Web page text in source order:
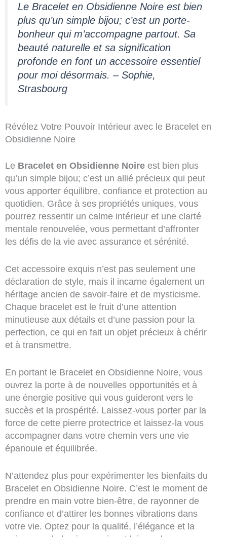
Le Bracelet en Obsidienne Noire est bien
plus qu’un simple bijou; c’est un porte-
bonheur qui m’accompagne partout. Sa
beauté naturelle et sa signification
profonde en font un accessoire essentiel
pour moi désormais. – Sophie,
Strasbourg
Révélez Votre Pouvoir Intérieur avec le Bracelet en
Obsidienne Noire
Le Bracelet en Obsidienne Noireest bien plus
qu’un simple bijou; c’est un allié précieux qui peut
vous apporter équilibre, confiance et protection au
quotidien. Grâce à ses propriétés uniques, vous
pourrez ressentir un calme intérieur et une clarté
mentale renouvelée, vous permettant d’affronter
les défis de la vie avec assurance et sérénité.
Cet accessoire exquis n’est pas seulement une
déclaration de style, mais il incarne également un
héritage ancien de savoir-faire et de mysticisme.
Chaque bracelet est le fruit d’une attention
minutieuse aux détails et d’une passion pour la
perfection, ce qui en fait un objet précieux à chérir
et à transmettre.
En portant le Bracelet en Obsidienne Noire, vous
ouvrez la porte à de nouvelles opportunités et à
une énergie positive qui vous guideront vers le
succès et la prospérité. Laissez-vous porter par la
force de cette pierre protectrice et laissez-la vous
accompagner dans votre chemin vers une vie
épanouie et équilibrée.
N’attendez plus pour expérimenter les bienfaits du
Bracelet en Obsidienne Noire. C’est le moment de
prendre en main votre bien-être, de rayonner de
confiance et d’attirer les bonnes vibrations dans
votre vie. Optez pour la qualité, l’élégance et la